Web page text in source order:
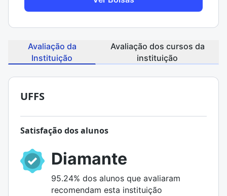
Avaliação da
Instituição
Avaliação dos cursos da
instituição
UFFS
Satisfação dos alunos
Diamante
95.24% dos alunos que avaliaram
recomendam esta instituição